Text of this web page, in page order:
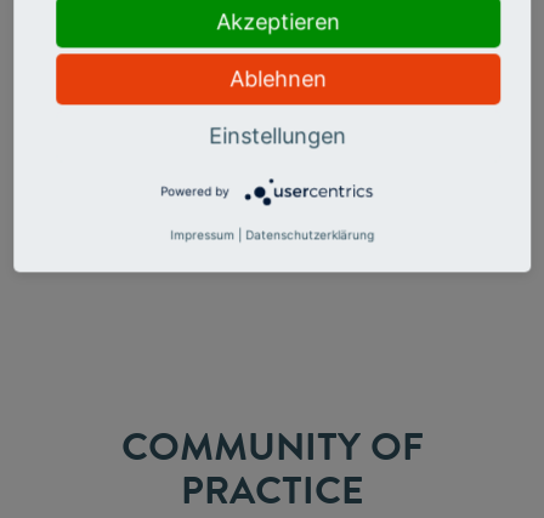
Das Poster fasst die wichtigsten Bausteine zur
Entwicklung eines eigenen Corporate-Volunteering-
Programms zusammen. Zudem steht eine Vorlage
(Canvas) bereit, die die Entwicklung einer eigenen
Projektidee unterstützt.
Nach oben
COMMUNITY OF
PRACTICE
Akzeptieren
Ablehnen
Einstellungen
Powered by
Impressum Datenschutzerklärung